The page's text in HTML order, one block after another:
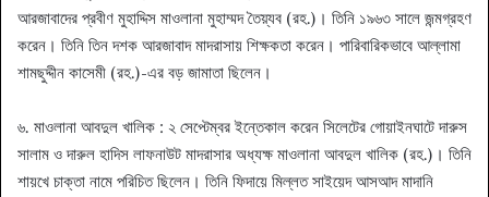
আরজাবাদের প্রবীণ মুহাদ্দিস মাওলানা মুহাম্মদ তৈয়্যব (রহ.)। তিনি ১৯৬৩ সালে জন্মগ্রহণ
করেন। তিনি তিন দশক আরজাবাদ মাদরাসায় শিক্ষকতা করেন। পারিবারিকভাবে আল্লামা
শামছুদ্দীন কাসেমী (রহ.)-এর বড় জামাতা ছিলেন।
৬. মাওলানা আবদুল খালিক : ২ সেপ্টেম্বর ইন্তেকাল করেন সিলেটের গোয়াইনঘাটে দারুস
সালাম ও দারুল হাদিস লাফনাউট মাদরাসার অধ্যক্ষ মাওলানা আবদুল খালিক (রহ.)। তিনি
শায়খে চাক্তা নামে পরিচিত ছিলেন। তিনি ফিদায়ে মিল্লত সাইয়েদ আসআদ মাদানি